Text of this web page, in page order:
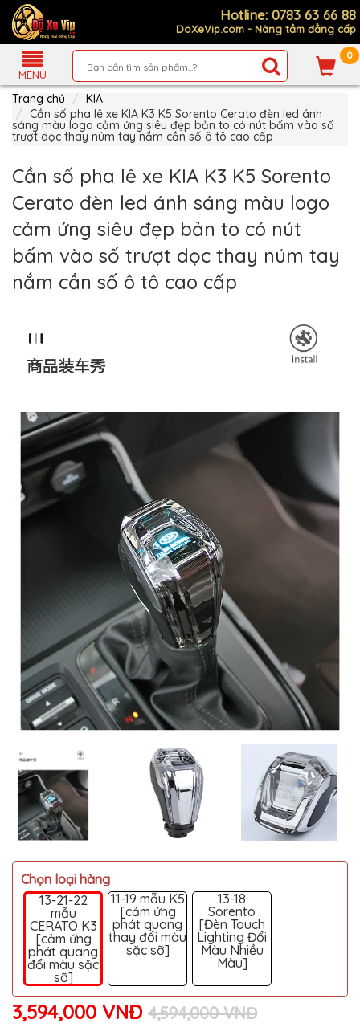
Hotline: 0783 63 66 88
DoXeVip.com - Nâng tầm đẳng cấp
MENU
0
Giới
Thiệu
Sản
Phẩm
Hướng
Mua
Hàng
Chính
Sách
Thanh
Toán
Tin
Xe
Mới
hệ
MUA
NHIỀU
KIA
TOYOTA
HONDA
MAZDA
VOLKSWAGEN
MERCEDES
HYUNDAI
FORD
MITSUBISHI
VOLVO
SUZUKI
PORSCHE
LEXUS
MG
AUDI
MINI
COOPER
PEUGEOT
VINFAST
Trang chủ
KIA
Cần số pha lê xe KIA K3 K5 Sorento Cerato đèn led ánh
sáng màu logo cảm ứng siêu đẹp bản to có nút bấm vào số
trượt dọc thay núm tay nắm cần số ô tô cao cấp
Cần số pha lê xe KIA K3 K5 Sorento
Cerato đèn led ánh sáng màu logo
cảm ứng siêu đẹp bản to có nút
bấm vào số trượt dọc thay núm tay
nắm cần số ô tô cao cấp
Chọn loại hàng
13-21-22
mẫu
CERATO K3
[cảm ứng
phát quang
đổi màu sặc
sỡ]
11-19 mẫu K5
[cảm ứng
phát quang
thay đổi màu
sặc sỡ]
13-18
Sorento
[Đèn Touch
Lighting Đổi
Màu Nhiều
Màu]
3,594,000 VNĐ 4,594,000 VNĐ